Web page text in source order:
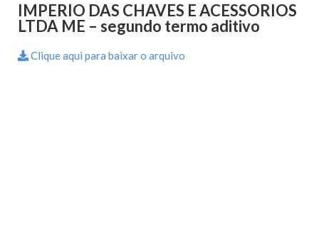
IMPERIO DAS CHAVES E ACESSORIOS
LTDA ME – segundo termo aditivo
Clique aqui para baixar o arquivo